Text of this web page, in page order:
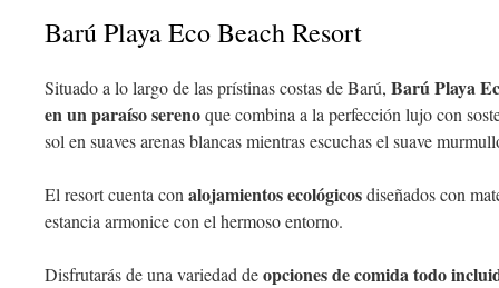
Barú Playa Eco Beach Resort
Situado a lo largo de las prístinas costas de Barú, Barú Playa
en un paraíso serenoque combina a la perfección lujo con
sol en suaves arenas blancas mientras escuchas el suave
El resort cuenta con alojamientos ecológicosdiseñados con
estancia armonice con el hermoso entorno.
Disfrutarás de una variedad deopciones de comida todo